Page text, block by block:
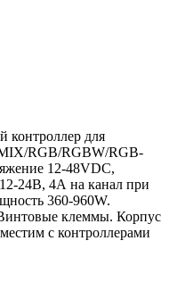
контроллер для
RGB/RGBW/RGB-
12-48VDC,
24В, 4А на канал при
360-960W.
клеммы. Корпус
с контроллерами